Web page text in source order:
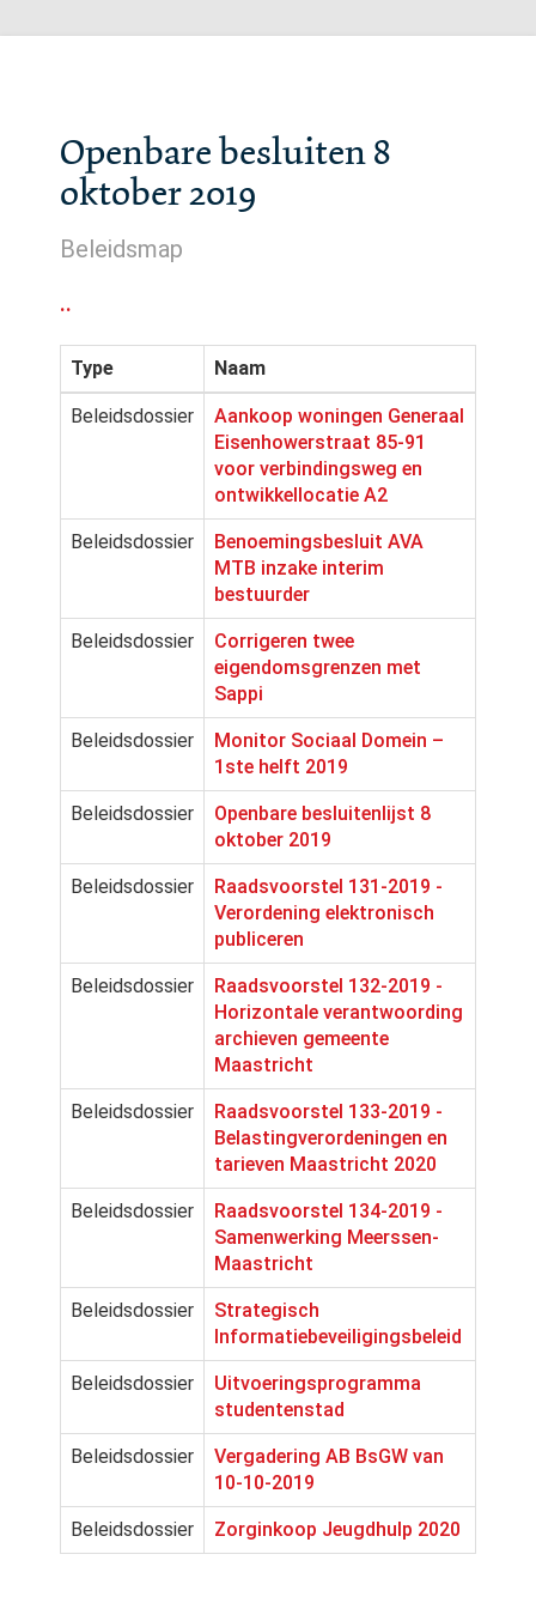
Openbare besluiten 8
oktober 2019
Beleidsmap
..
Type Naam
Beleidsdossier
Aankoop woningen Generaal
Eisenhowerstraat 85-91
voor verbindingsweg en
ontwikkellocatie A2
Beleidsdossier
Benoemingsbesluit AVA
MTB inzake interim
bestuurder
Beleidsdossier
Corrigeren twee
eigendomsgrenzen met
Sappi
Beleidsdossier
Monitor Sociaal Domein –
1ste helft 2019
Beleidsdossier
Openbare besluitenlijst 8
oktober 2019
Beleidsdossier
Raadsvoorstel 131-2019 -
Verordening elektronisch
publiceren
Beleidsdossier
Raadsvoorstel 132-2019 -
Horizontale verantwoording
archieven gemeente
Maastricht
Beleidsdossier
Raadsvoorstel 133-2019 -
Belastingverordeningen en
tarieven Maastricht 2020
Beleidsdossier
Raadsvoorstel 134-2019 -
Samenwerking Meerssen-
Maastricht
Beleidsdossier
Strategisch
Informatiebeveiligingsbeleid
Beleidsdossier
Uitvoeringsprogramma
studentenstad
Beleidsdossier
Vergadering AB BsGW van
10-10-2019
Beleidsdossier Zorginkoop Jeugdhulp 2020